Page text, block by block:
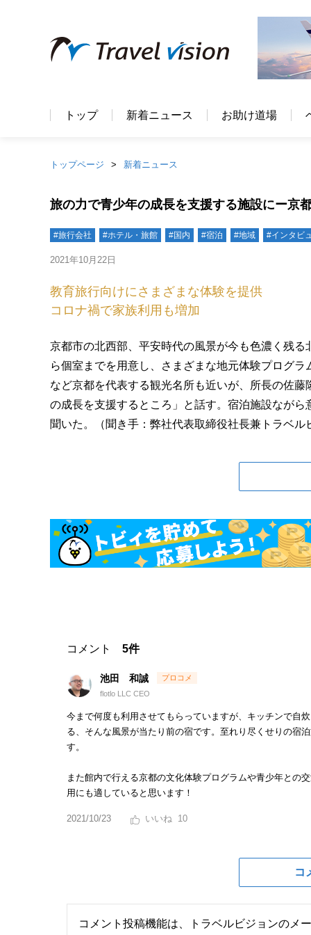
トップ 新着ニュース お助け道場
トップページ 新着ニュース
旅の力で青少年の成長を支援する施設にー京
#旅行会社 #ホテル・旅館 #国内 #宿泊 #地域 #インタビ
2021年10月22日
教育旅行向けにさまざまな体験を提供
コロナ禍で家族利用も増加
京都市の北西部、平安時代の風景が今も色濃く残
ら個室までを用意し、さまざまな地元体験プログ
など京都を代表する観光名所も近いが、所長の佐
の成長を支援するところ」と話す。宿泊施設なが
聞いた。（聞き手：弊社代表取締役社長兼トラベル
コメント 5件
池田 和誠
flotlo LLC CEO
今まで何度も利用させてもらっていますが、キッチンで自
る、そんな風景が当たり前の宿です。至れり尽くせりの宿
す。
また館内で行える京都の文化体験プログラムや青少年との
用にも適していると思います！
2021/10/23 10
コ
コメント投稿機能は、トラベルビジョンのメ